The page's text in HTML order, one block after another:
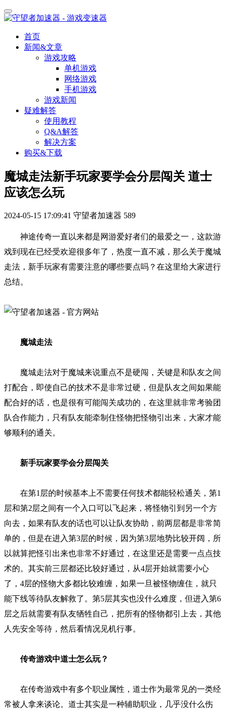
首页
新闻&文章
游戏攻略
单机游戏
网络游戏
手机游戏
游戏新闻
疑难解答
使用教程
Q&A解答
解决方案
购买&下载
魔城走法新手玩家要学会分层闯关 道士
应该怎么玩
2024-05-15 17:09:41 守望者加速器 589
神途传奇一直以来都是网游爱好者们的最爱之一，这款游
戏到现在已经受欢迎很多年了，热度一直不减，那么关于魔城
走法，新手玩家有需要注意的哪些要点吗？在这里给大家进行
总结。
魔城走法
魔城走法对于魔城来说重点不是硬闯，关键是和队友之间
打配合，即使自己的技术不是非常过硬，但是队友之间如果能
配合好的话，也是很有可能闯关成功的，在这里就非常考验团
队合作能力，只有队友能牵制住怪物把怪物引出来，大家才能
够顺利的通关。
新手玩家要学会分层闯关
在第1层的时候基本上不需要任何技术都能轻松通关，第1
层和第2层之间有一个入口可以飞起来，将怪物引到另一个方
向去，如果有队友的话也可以让队友协助，前两层都是非常简
单的，但是在进入第3层的时候，因为第3层地势比较开阔，所
以就算把怪引出来也非常不好通过，在这里还是需要一点点技
术的。其实前三层都还比较好通过，从4层开始就需要小心
了，4层的怪物大多都比较难缠，如果一旦被怪物缠住，就只
能下线等待队友解救了。第5层其实也没什么难度，但进入第6
层之后就需要有队友牺牲自己，把所有的怪物都引上去，其他
人先安全等待，然后看情况见机行事。
传奇游戏中道士怎么玩？
在传奇游戏中有多个职业属性，道士作为最常见的一类经
常被人拿来谈论。道士其实是一种辅助职业，几乎没什么伤